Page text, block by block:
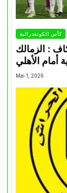
كأس الكونفدرالية
: الزمالك
Mai 1, 2026